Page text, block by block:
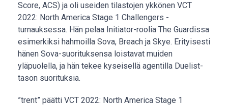
Score, ACS) ja oli useiden tilastojen ykkönen VCT
2022: North America Stage 1 Challengers -
turnauksessa. Hän pelaa Initiator-roolia The Guardissa
esimerkiksi hahmoilla Sova, Breach ja Skye. Erityisesti
hänen Sova-suorituksensa loistavat muiden
yläpuolella, ja hän tekee kyseisellä agentilla Duelist-
tason suorituksia.
”trent” päätti VCT 2022: North America Stage 1